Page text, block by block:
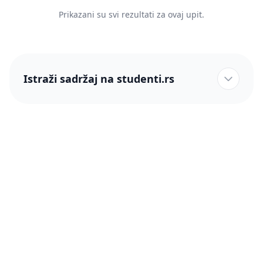
Prikazani su svi rezultati za ovaj upit.
Istraži sadržaj na studenti.rs